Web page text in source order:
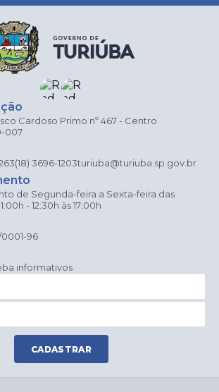
Cardoso Primo nº 467 - Centro
007
(18) 3696-1203turiuba@turiuba.sp.gov.br
de Segunda-feira a Sexta-feira das
- 12:30h às 17:00h
0001-96
informativos
CADASTRAR